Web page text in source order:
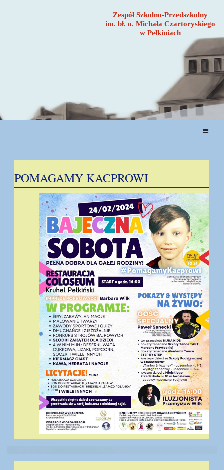
Zespół Szkolno-Przedszkolny
im. bł. o. Michała Czartoryskiego
w Pełkiniach
AKTUALNOŚCI
POMAGAMY KACPROWI